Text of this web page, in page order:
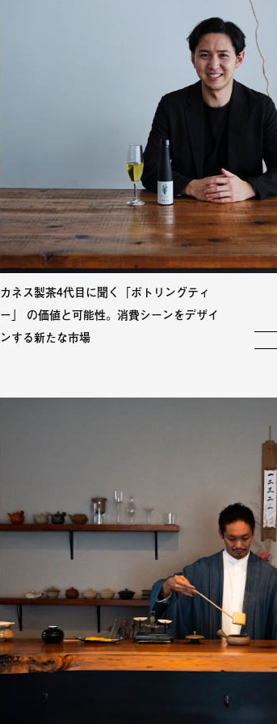
カネス製茶4代目に聞く「ボトリングティ
ー」 の価値と可能性。消費シーンをデザイ
ンする新たな市場